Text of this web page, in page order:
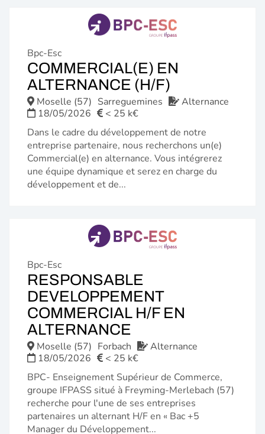
Bpc-Esc
COMMERCIAL(E) EN
ALTERNANCE (H/F)
FENÊTRE)
Moselle (57) Sarreguemines
Alternance
18/05/2026
< 25 k€
Dans le cadre du développement de notre
entreprise partenaire, nous recherchons un(e)
Commercial(e) en alternance. Vous intégrerez
une équipe dynamique et serez en charge du
développement et de...
Bpc-Esc
RESPONSABLE
DEVELOPPEMENT
COMMERCIAL H/F EN
ALTERNANCE
FENÊTRE)
Moselle (57) Forbach
Alternance
18/05/2026
< 25 k€
BPC- Enseignement Supérieur de Commerce,
groupe IFPASS situé à Freyming-Merlebach (57)
recherche pour l'une de ses entreprises
partenaires un alternant H/F en « Bac +5
Manager du Développement...